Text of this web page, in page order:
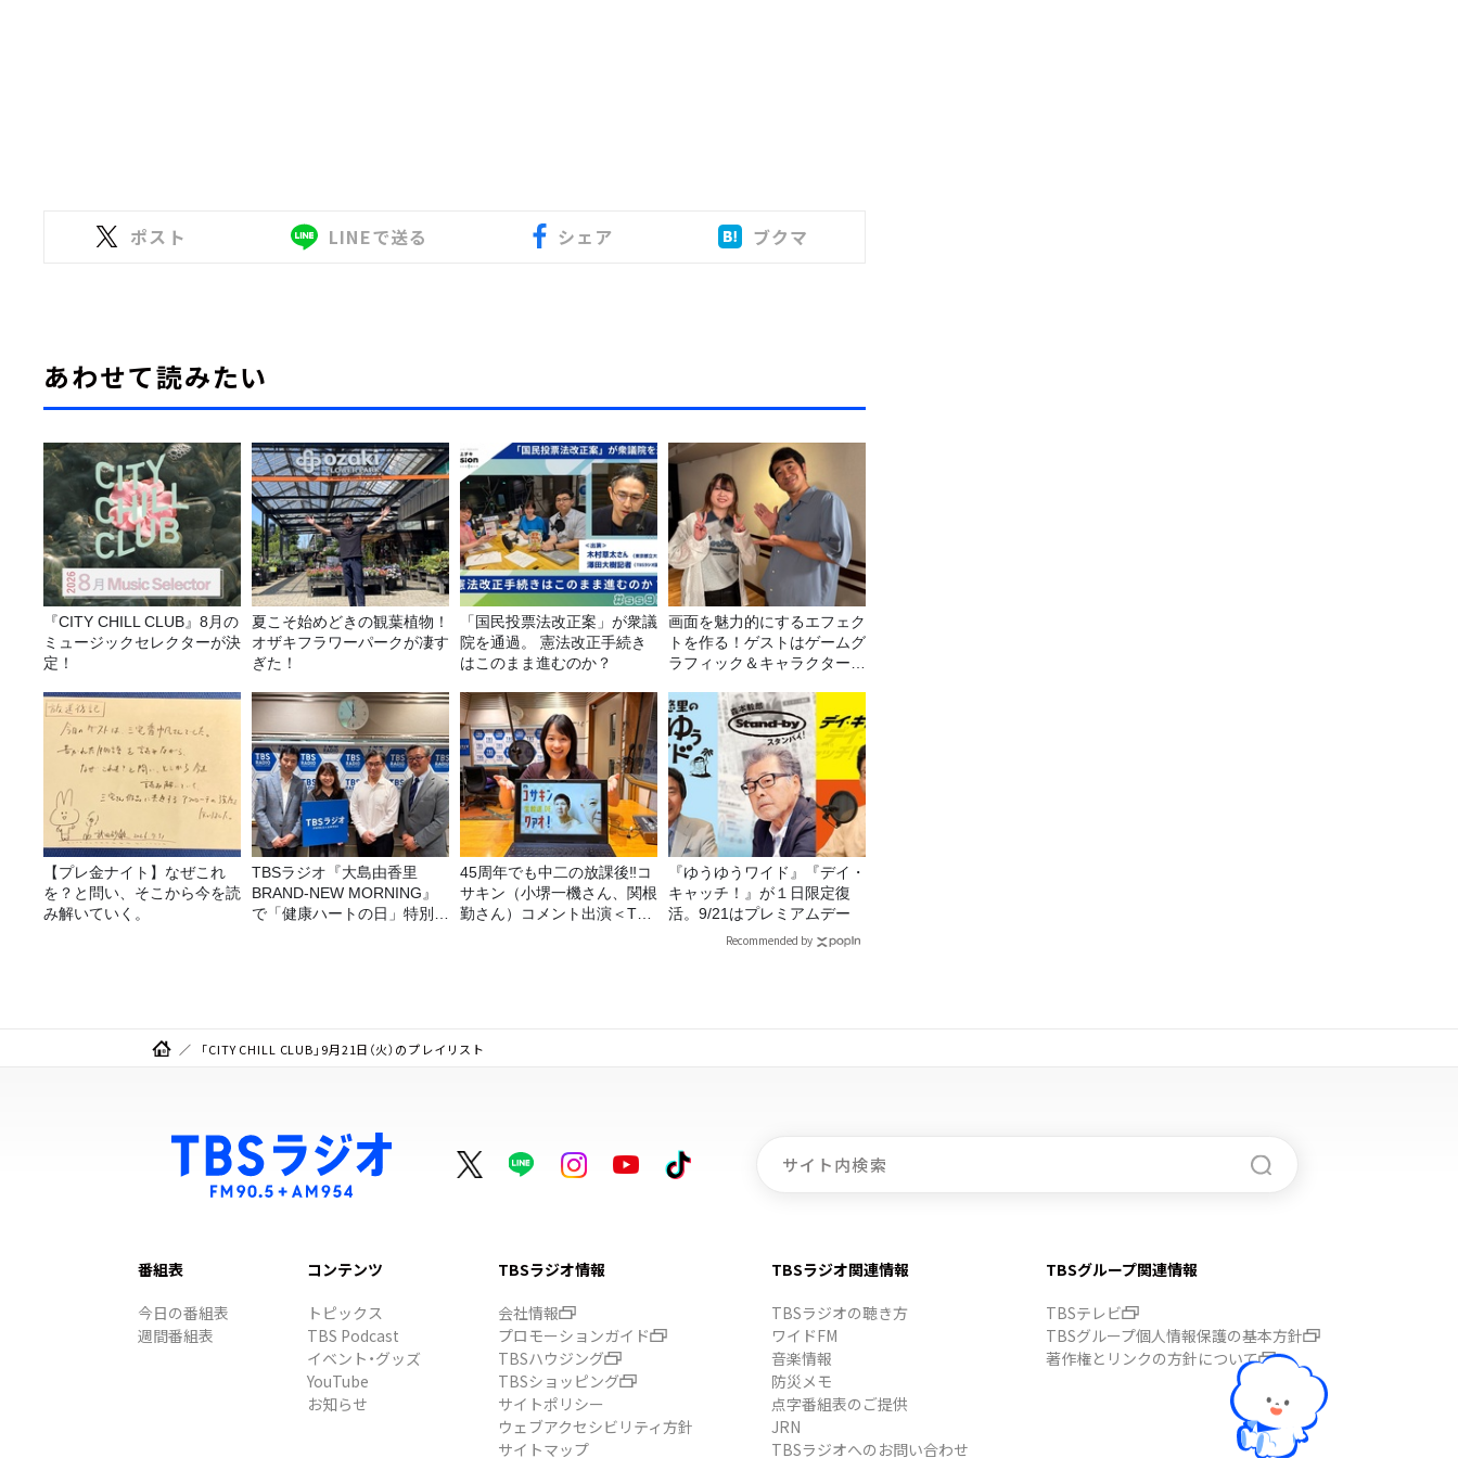
ポスト LINEで送る シェア ブクマ
あわせて読みたい
『CITY CHILL CLUB』8月の
ミュージックセレクターが決
定！
夏こそ始めどきの観葉植物！
オザキフラワーパークが凄す
ぎた！
「国民投票法改正案」が衆議
院を通過。 憲法改正手続き
はこのまま進むのか？
画面を魅力的にするエフェク
トを作る！ゲストはゲームグ
ラフィック＆キャラクター専
【プレ金ナイト】なぜこれ
を？と問い、そこから今を読
み解いていく。
TBSラジオ『大島由香里
BRAND-NEW MORNING』
で「健康ハートの日」特別企
45周年でも中二の放課後‼コ
サキン（小堺一機さん、関根
勤さん）コメント出演＜TBS
『ゆうゆうワイド』『デイ・
キャッチ！』が１日限定復
活。9/21はプレミアムデー
Recommended by
「CITY CHILL CLUB」9月21日（火）のプレイリスト
番組表
今日の番組表
週間番組表
コンテンツ
トピックス
TBS Podcast
イベント・グッズ
YouTube
お知らせ
TBSラジオ情報
会社情報
プロモーションガイド
TBSハウジング
TBSショッピング
サイトポリシー
ウェブアクセシビリティ方針
サイトマップ
TBSラジオ関連情報
TBSラジオの聴き方
ワイドFM
音楽情報
防災メモ
点字番組表のご提供
JRN
TBSラジオへのお問い合わせ
TBSグループ関連情報
TBSテレビ
TBSグループ個人情報保護の基本方針
著作権とリンクの方針について